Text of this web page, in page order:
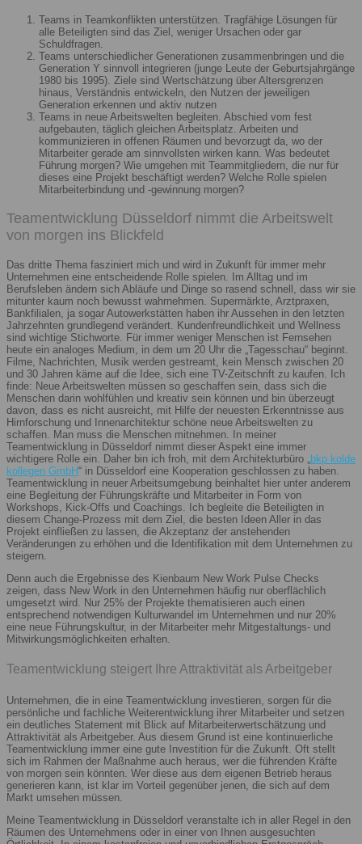
Teams in Teamkonflikten unterstützen. Tragfähige Lösungen für
alle Beteiligten sind das Ziel, weniger Ursachen oder gar
Schuldfragen.
Teams unterschiedlicher Generationen zusammenbringen und die
Generation Y sinnvoll integrieren (junge Leute der Geburtsjahrgänge
1980 bis 1995). Ziele sind Wertschätzung über Altersgrenzen
hinaus, Verständnis entwickeln, den Nutzen der jeweiligen
Generation erkennen und aktiv nutzen
Teams in neue Arbeitswelten begleiten. Abschied vom fest
aufgebauten, täglich gleichen Arbeitsplatz. Arbeiten und
kommunizieren in offenen Räumen und bevorzugt da, wo der
Mitarbeiter gerade am sinnvollsten wirken kann. Was bedeutet
Führung morgen? Wie umgehen mit Teammitgliedern, die nur für
dieses eine Projekt beschäftigt werden? Welche Rolle spielen
Mitarbeiterbindung und -gewinnung morgen?
Teamentwicklung Düsseldorf nimmt die Arbeitswelt
von morgen ins Blickfeld
Das dritte Thema fasziniert mich und wird in Zukunft für immer mehr
Unternehmen eine entscheidende Rolle spielen. Im Alltag und im
Berufsleben ändern sich Abläufe und Dinge so rasend schnell, dass wir sie
mitunter kaum noch bewusst wahrnehmen. Supermärkte, Arztpraxen,
Bankfilialen, ja sogar Autowerkstätten haben ihr Aussehen in den letzten
Jahrzehnten grundlegend verändert. Kundenfreundlichkeit und Wellness
sind wichtige Stichworte. Für immer weniger Menschen ist Fernsehen
heute ein analoges Medium, in dem um 20 Uhr die „Tagesschau“ beginnt.
Filme, Nachrichten, Musik werden gestreamt, kein Mensch zwischen 20
und 30 Jahren käme auf die Idee, sich eine TV-Zeitschrift zu kaufen. Ich
finde: Neue Arbeitswelten müssen so geschaffen sein, dass sich die
Menschen darin wohlfühlen und kreativ sein können und bin überzeugt
davon, dass es nicht ausreicht, mit Hilfe der neuesten Erkenntnisse aus
Hirnforschung und Innenarchitektur schöne neue Arbeitswelten zu
schaffen. Man muss die Menschen mitnehmen. In meiner
Teamentwicklung in Düsseldorf nimmt dieser Aspekt eine immer
wichtigere Rolle ein. Daher bin ich froh, mit dem Architekturbüro „bkp kolde
kollegen GmbH“ in Düsseldorf eine Kooperation geschlossen zu haben.
Teamentwicklung in neuer Arbeitsumgebung beinhaltet hier unter anderem
eine Begleitung der Führungskräfte und Mitarbeiter in Form von
Workshops, Kick-Offs und Coachings. Ich begleite die Beteiligten in
diesem Change-Prozess mit dem Ziel, die besten Ideen Aller in das
Projekt einfließen zu lassen, die Akzeptanz der anstehenden
Veränderungen zu erhöhen und die Identifikation mit dem Unternehmen zu
steigern.
Denn auch die Ergebnisse des Kienbaum New Work Pulse Checks
zeigen, dass New Work in den Unternehmen häufig nur oberflächlich
umgesetzt wird. Nur 25% der Projekte thematisieren auch einen
entsprechend notwendigen Kulturwandel im Unternehmen und nur 20%
eine neue Führungskultur, in der Mitarbeiter mehr Mitgestaltungs- und
Mitwirkungsmöglichkeiten erhalten.
Teamentwicklung steigert Ihre Attraktivität als Arbeitgeber
Unternehmen, die in eine Teamentwicklung investieren, sorgen für die
persönliche und fachliche Weiterentwicklung ihrer Mitarbeiter und setzen
ein deutliches Statement mit Blick auf Mitarbeiterwertschätzung und
Attraktivität als Arbeitgeber. Aus diesem Grund ist eine kontinuierliche
Teamentwicklung immer eine gute Investition für die Zukunft. Oft stellt
sich im Rahmen der Maßnahme auch heraus, wer die führenden Kräfte
von morgen sein könnten. Wer diese aus dem eigenen Betrieb heraus
generieren kann, ist klar im Vorteil gegenüber jenen, die sich auf dem
Markt umsehen müssen.
Meine Teamentwicklung in Düsseldorf veranstalte ich in aller Regel in den
Räumen des Unternehmens oder in einer von Ihnen ausgesuchten